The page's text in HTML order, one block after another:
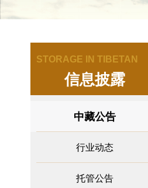
STORAGE IN TIBETAN
信息披露
中藏公告
行业动态
托管公告